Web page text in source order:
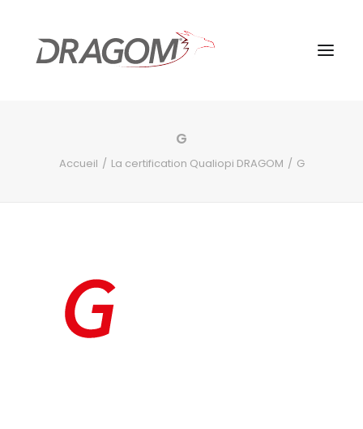
G
Accueil La certification Qualiopi DRAGOM G